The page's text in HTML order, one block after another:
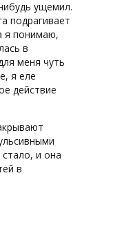
ущемил.
подрагивает
я понимаю,
в
меня чуть
я еле
действие
и она
в